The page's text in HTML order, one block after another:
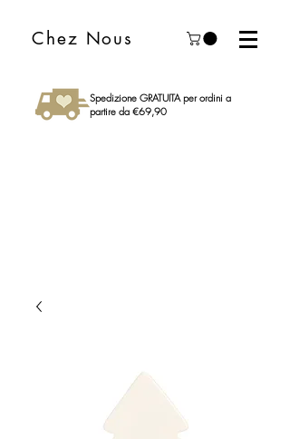
Chez Nous
Spedizione GRATUITA per ordini a
partire da €69,90